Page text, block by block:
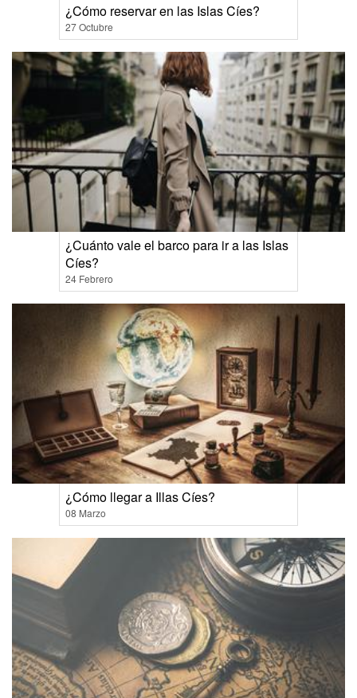
¿Cómo reservar en las Islas Cíes?
27 Octubre
¿Cuánto vale el barco para ir a las Islas
Cíes?
24 Febrero
¿Cómo llegar a Illas Cíes?
08 Marzo